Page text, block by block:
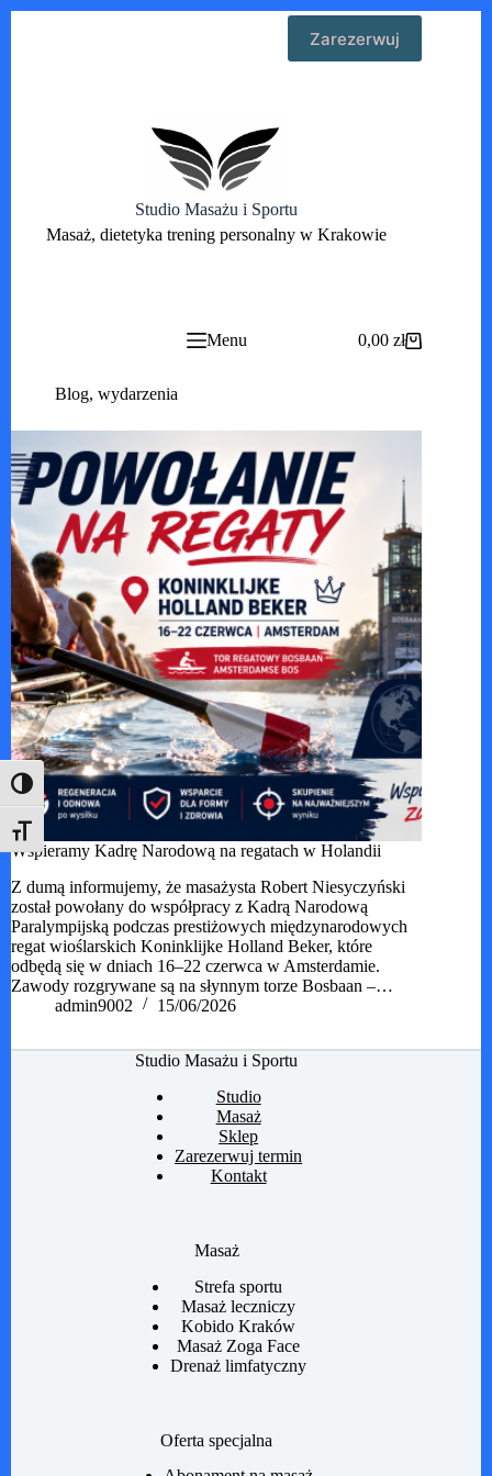
Toggle High Contrast
Toggle Font size
Zarezerwuj
Studio Masażu i Sportu
Masaż, dietetyka trening personalny w Krakowie
Menu Koszyk
0,00zł
Blog, wydarzenia
Wspieramy Kadrę Narodową na regatach w Holandii
Z dumą informujemy, że masażysta Robert Niesyczyński
został powołany do współpracy z Kadrą Narodową
Paralympijską podczas prestiżowych międzynarodowych
regat wioślarskich Koninklijke Holland Beker, które
odbędą się w dniach 16–22 czerwca w Amsterdamie.
Zawody rozgrywane są na słynnym torze Bosbaan –…
admin9002
15/06/2026
Studio Masażu i Sportu
Studio
Masaż
Sklep
Zarezerwuj termin
Kontakt
Masaż
Strefa sportu
Masaż leczniczy
Kobido Kraków
Masaż Zoga Face
Drenaż limfatyczny
Oferta specjalna